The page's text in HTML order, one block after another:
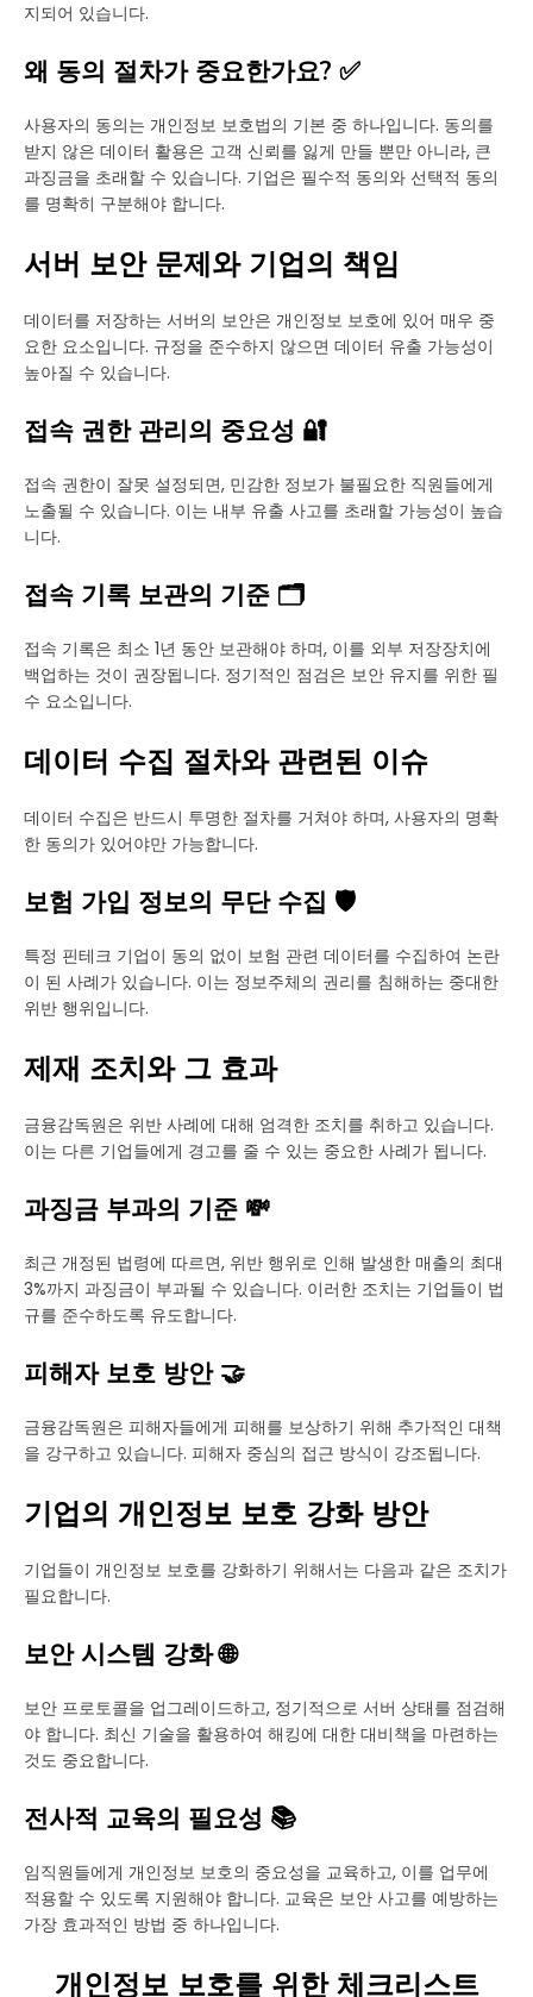
지되어 있습니다.
왜 동의 절차가 중요한가요? ✅
사용자의 동의는 개인정보 보호법의 기본 중 하나입니다. 동의를
받지 않은 데이터 활용은 고객 신뢰를 잃게 만들 뿐만 아니라, 큰
과징금을 초래할 수 있습니다. 기업은 필수적 동의와 선택적 동의
를 명확히 구분해야 합니다.
서버 보안 문제와 기업의 책임
데이터를 저장하는 서버의 보안은 개인정보 보호에 있어 매우 중
요한 요소입니다. 규정을 준수하지 않으면 데이터 유출 가능성이
높아질 수 있습니다.
접속 권한 관리의 중요성 🔐
접속 권한이 잘못 설정되면, 민감한 정보가 불필요한 직원들에게
노출될 수 있습니다. 이는 내부 유출 사고를 초래할 가능성이 높습
니다.
접속 기록 보관의 기준 🗂️
접속 기록은 최소 1년 동안 보관해야 하며, 이를 외부 저장장치에
백업하는 것이 권장됩니다. 정기적인 점검은 보안 유지를 위한 필
수 요소입니다.
데이터 수집 절차와 관련된 이슈
데이터 수집은 반드시 투명한 절차를 거쳐야 하며, 사용자의 명확
한 동의가 있어야만 가능합니다.
보험 가입 정보의 무단 수집 🛡️
특정 핀테크 기업이 동의 없이 보험 관련 데이터를 수집하여 논란
이 된 사례가 있습니다. 이는 정보주체의 권리를 침해하는 중대한
위반 행위입니다.
제재 조치와 그 효과
금융감독원은 위반 사례에 대해 엄격한 조치를 취하고 있습니다.
이는 다른 기업들에게 경고를 줄 수 있는 중요한 사례가 됩니다.
과징금 부과의 기준 💸
최근 개정된 법령에 따르면, 위반 행위로 인해 발생한 매출의 최대
3%까지 과징금이 부과될 수 있습니다. 이러한 조치는 기업들이 법
규를 준수하도록 유도합니다.
피해자 보호 방안 🤝
금융감독원은 피해자들에게 피해를 보상하기 위해 추가적인 대책
을 강구하고 있습니다. 피해자 중심의 접근 방식이 강조됩니다.
기업의 개인정보 보호 강화 방안
기업들이 개인정보 보호를 강화하기 위해서는 다음과 같은 조치가
필요합니다.
보안 시스템 강화 🌐
보안 프로토콜을 업그레이드하고, 정기적으로 서버 상태를 점검해
야 합니다. 최신 기술을 활용하여 해킹에 대한 대비책을 마련하는
것도 중요합니다.
전사적 교육의 필요성 📚
임직원들에게 개인정보 보호의 중요성을 교육하고, 이를 업무에
적용할 수 있도록 지원해야 합니다. 교육은 보안 사고를 예방하는
가장 효과적인 방법 중 하나입니다.
개인정보 보호를 위한 체크리스트